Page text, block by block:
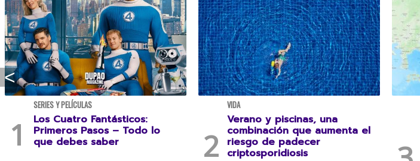
SERIES Y PELÍCULAS
Los Cuatro Fantásticos:
Primeros Pasos – Todo lo
que debes saber
VIDA
Verano y piscinas, una
combinación que aumenta el
riesgo de padecer
criptosporidiosis